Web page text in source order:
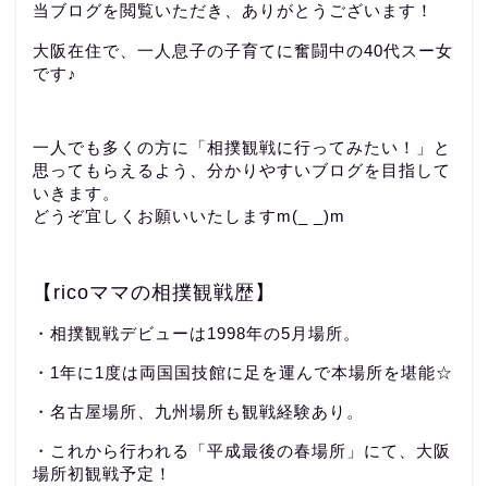
当ブログを閲覧いただき、ありがとうございます！
大阪在住で、一人息子の子育てに奮闘中の40代スー女
です♪
一人でも多くの方に「相撲観戦に行ってみたい！」と
思ってもらえるよう、分かりやすいブログを目指して
いきます。
どうぞ宜しくお願いいたしますm(_ _)m
【ricoママの相撲観戦歴】
・相撲観戦デビューは1998年の5月場所。
・1年に1度は両国国技館に足を運んで本場所を堪能☆
・名古屋場所、九州場所も観戦経験あり。
・これから行われる「平成最後の春場所」にて、大阪
場所初観戦予定！